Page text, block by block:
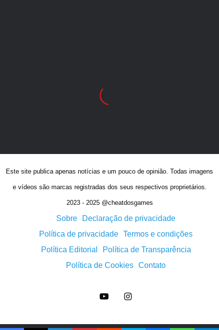
Este site publica apenas notícias e um pouco de opinião. Todas imagens
e vídeos são marcas registradas dos seus respectivos proprietários.
2023 - 2025 @cheatdosgames
Sobre
Declaração de privacidade
Política de privacidade Termos e condições
Política Editorial
Política de Transparência
Política de Cookies Contato
YouTubeInstagram